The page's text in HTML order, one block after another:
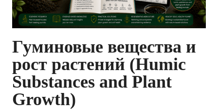
Гуминовые вещества и
рост растений (Humic
Substances and Plant
Growth)